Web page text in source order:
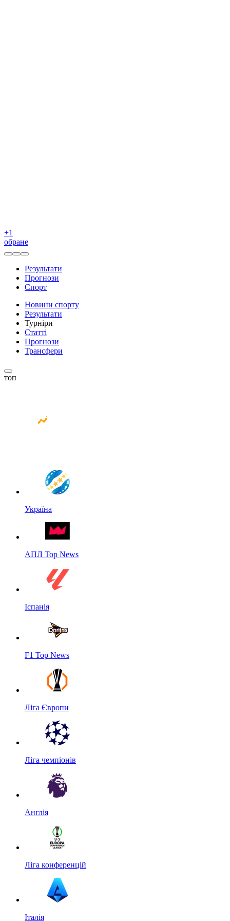
+1
обране
Результати
Прогнози
Спорт
Новини спорту
Результати
Турніри
Статті
Прогнози
Трансфери
топ
Україна
АПЛ Top News
Іспанія
F1 Top News
Ліга Європи
Ліга чемпіонів
Англія
Ліга конференцій
Італія